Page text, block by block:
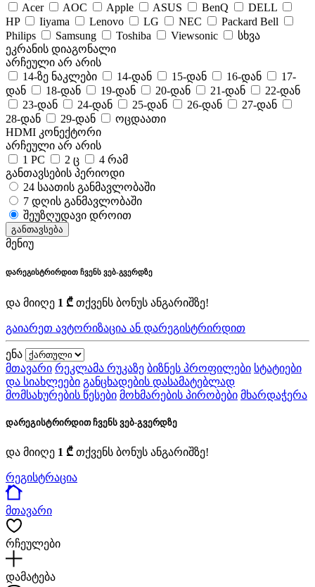
Acer
AOC Apple ASUS BenQ
DELL
HP
Iiyama Lenovo LG NEC
Packard Bell
Philips
Samsung Toshiba Viewsonic
სხვა
ეკრანის დიაგონალი
არჩეული არ არის
14-ზე ნაკლები
14-დან 15-დან 16-დან
17-
დან
18-დან 19-დან 20-დან 21-დან
22-დან
23-დან
24-დან 25-დან 26-დან
27-დან
28-დან
29-დან
ოცდაათი
HDMI კონექტორი
არჩეული არ არის
1 PC
2 ც
4 რამ
განთავსების პერიოდი
24 საათის განმავლობაში
7 დღის განმავლობაში
შეუზღუდავი დროით
განთავსება
მენიუ
დარეგისტრირდით ჩვენს ვებ-გვერდზე
და მიიღე 1 ₾ თქვენს ბონუს ანგარიშზე!
გაიარეთ ავტორიზაცია ან დარეგისტრირდით
ენა
მთავარი რეკლამა რუკაზე ბიზნეს პროფილები სტატიები
და სიახლეები განცხადების დასამატებლად
მომსახურების წესები მოხმარების პირობები მხარდაჭერა
დარეგისტრირდით ჩვენს ვებ-გვერდზე
და მიიღე 1 ₾ თქვენს ბონუს ანგარიშზე!
რეგისტრაცია
მთავარი
რჩეულები
დამატება